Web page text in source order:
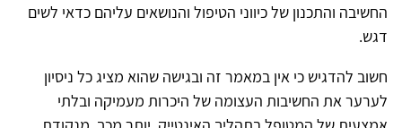
החשיבה והתכנון של כיווני הטיפול והנושאים עליהם כדאי לשים
דגש.
חשוב להדגיש כי אין במאמר זה ובגישה שהוא מציג כל ניסיון
לערער את החשיבות העצומה של היכרות מעמיקה ובלתי